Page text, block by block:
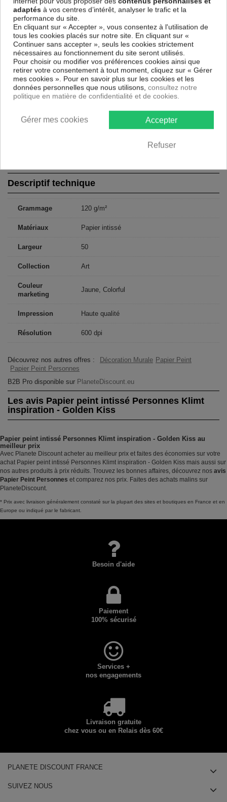
imperfections et laisse respirer le mur.
Notre large choix de papiers peints tendances et modernes constituent
un moyen simple et pas cher de donner une nouvelle touche à vos
intérieurs, il y en a pour tous les goût.
Emballage sécurisé pour la livraison
Avant d’être envoyé, le papier peint est enroulé et mis dans un gros
carton.
Montage facile : Chaque papier peint est partagé en lés de 50 cm.
Poids: 120 g/m2
Dimensions des panneaux Klimt inspiration - Golden Kiss :
100x70: 50x70 50x70
200x140: 50x140 50x140 50x140 50x140
250x175: 50x175 50x175 50x175 50x175 50x175
350x245: 50x245 50x245 50x245 50x245 50x245 50x245 50x245
400x280: 50x280 50x280 50x280 50x280 50x280 50x280 50x280
Descriptif technique
Grammage 120 g/m²
Matériaux Papier intissé
Largeur 50
Collection Art
Couleur
marketing
Jaune, Colorful
Impression Haute qualité
Résolution 600 dpi
Découvrez nos autres offres : Décoration Murale Papier Peint
Papier Peint Personnes
B2B Pro disponible sur PlaneteDiscount.eu
Les avis Papier peint intissé Personnes Klimt
inspiration - Golden Kiss
Papier peint intissé Personnes Klimt inspiration - Golden Kiss au
meilleur prix
Avec Planete Discount acheter au meilleur prix et faites des économies sur votre
achat Papier peint intissé Personnes Klimt inspiration - Golden Kiss mais aussi sur
nos autres produits à prix réduits. Trouvez les bonnes affaires, découvrez nos avis
Papier Peint Personnes et comparez nos prix. Faites des achats malins sur
PlaneteDiscount.
* Prix avec livraison généralement constaté sur la plupart des sites et boutiques en France et en
Europe ou indiqué par le fabricant.
Besoin d'aide
Paiement
100% sécurisé
Services +
nos engagements
Livraison gratuite
chez vous ou en Relais dès 60€
PLANETE DISCOUNT FRANCE
SUIVEZ NOUS
adaptés à vos centres d’intérêt, analyser le trafic et la
performance du site.
En cliquant sur « Accepter », vous consentez à l'utilisation de
tous les cookies placés sur notre site. En cliquant sur «
Continuer sans accepter », seuls les cookies strictement
nécessaires au fonctionnement du site seront utilisés.
Pour choisir ou modifier vos préférences cookies ainsi que
retirer votre consentement à tout moment, cliquez sur « Gérer
mes cookies ». Pour en savoir plus sur les cookies et les
données personnelles que nous utilisons, consultez notre
politique en matière de confidentialité et de cookies.
Accepter
Refuser
Gérer mes cookies